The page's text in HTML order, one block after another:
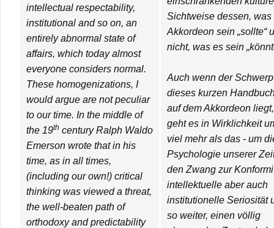
intellectual respectability,
institutional and so on, an
entirely abnormal state of
affairs, which today almost
everyone considers normal.
These homogenizations, I
would argue are not peculiar
to our time. In the middle of
the 19th century Ralph Waldo
Emerson wrote that in his
time, as in all times,
(including our own!) critical
thinking was viewed a threat,
the well-beaten path of
orthodoxy and predictability
Sichtweise dessen, was
Akkordeon sein „sollte“
nicht, was es sein
Auch wenn der
dieses kurzen
auf dem Akkordeon liegt,
geht es in Wirklichkeit
viel mehr als das - um
Psychologie unserer
den Zwang zur
intellektuelle aber auch
institutionelle Seriosität
so weiter, einen völlig